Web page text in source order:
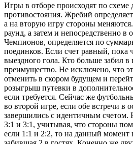
Игры в отборе происходят по схеме
противостояния. Жребий
а на вторую игру стороны
раунд, а затем и непосредственно
Чемпионов, определяется по
поединков. Если счет равный, пока
выездного гола. Кто больше забил в
преимущество. Не исключено, что
отменить в скором будущем и
розыгрыш путевки в
если требуется. Сейчас же
во второй игре, если обе встречи в
завершились с идентичным
3:1 и 3:1, учитывая, что стороны
если 1:1 и 2:2, то на данный момент